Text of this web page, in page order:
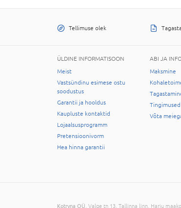
Tellimuse olek
ÜLDINE INFORMATISOON
Meist
Vastsündinu esimese ostu
soodustus
Garantii ja hooldus
Kaupluste kontaktid
Lojaalsusprogramm
Pretensioonivorm
Hea hinna garantii
ABI JA
Maksmine
Tingimused
Võta
Kotryna OÜ , Valge tn 13, Tallinna linn, Harju